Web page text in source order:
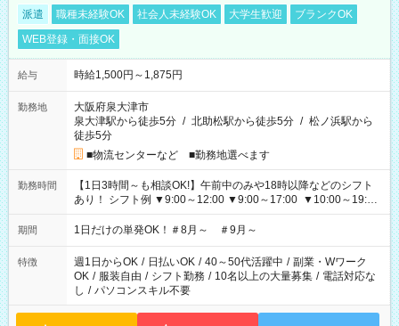
派遣 職種未経験OK 社会人未経験OK 大学生歓迎
ブランクOK
WEB登録・面接OK
給与 時給1,500円～1,875円
勤務地
大阪府泉大津市
泉大津駅から徒歩5分 / 北助松駅から徒歩5分 / 松ノ浜駅から
徒歩5分
■物流センターなど ■勤務地選べます
勤務時間
【1日3時間～も相談OK!】午前中のみや18時以降などのシフト
あり！ シフト例 ▼9:00～12:00 ▼9:00～17:00 ▼10:00～19:00
▼18:00～21:00
期間 1日だけの単発OK！＃8月～ ＃9月～
特徴 週1日からOK / 日払いOK / 40～50代活躍中 / 副業・Wワーク
OK / 服装自由 / シフト勤務 / 10名以上の大量募集 / 電話対応な
し / パソコンスキル不要